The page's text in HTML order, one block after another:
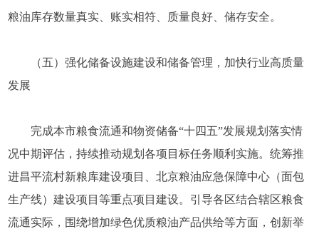
粮油库存数量真实、账实相符、质量良好、储存安全。
（五）强化储备设施建设和储备管理，加快行业高质量
发展
完成本市粮食流通和物资储备“十四五”发展规划落实情
况中期评估，持续推动规划各项目标任务顺利实施。统筹推
进昌平流村新粮库建设项目、北京粮油应急保障中心（面包
生产线）建设项目等重点项目建设。引导各区结合辖区粮食
流通实际，围绕增加绿色优质粮油产品供给等方面，创新举